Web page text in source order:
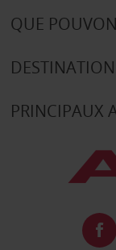
QUE
PRINCIPAUX